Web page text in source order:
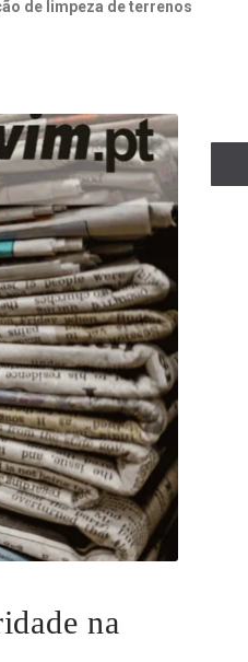
de limpeza de terrenos
na